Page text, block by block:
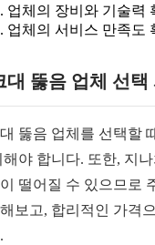
업체의 장비와 기술력
업체의 서비스 만족도
대 뚫음 업체 선택
뚫음 업체를 선택할
해야 합니다. 또한, 지
떨어질 수 있으므로
보고, 합리적인 가격